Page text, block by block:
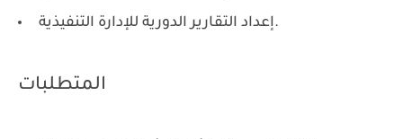
إعداد التقارير الدورية للإدارة التنفيذية.
المتطلبات